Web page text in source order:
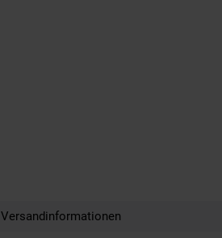
Versandinformationen